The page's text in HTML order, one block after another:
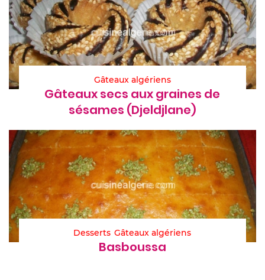
Gâteaux algériens
Gâteaux secs aux graines de
sésames (Djeldjlane)
Desserts Gâteaux algériens
Basboussa